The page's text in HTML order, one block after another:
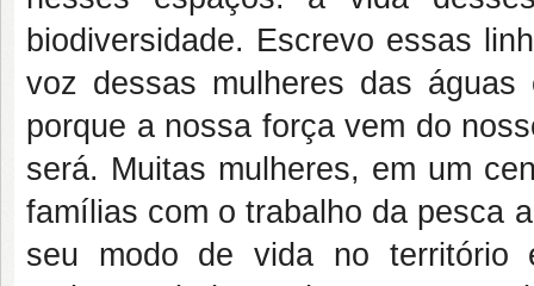
biodiversidade. Escrevo essas
voz dessas mulheres das
porque a nossa força vem do
será. Muitas mulheres, em um
famílias com o trabalho da pesca
seu modo de vida no território